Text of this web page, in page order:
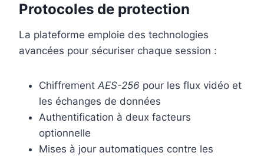
Protocoles de protection
La plateforme emploie des technologies
avancées pour sécuriser chaque session :
Chiffrement AES-256 pour les flux vidéo et
les échanges de données
Authentification à deux facteurs
optionnelle
Mises à jour automatiques contre les